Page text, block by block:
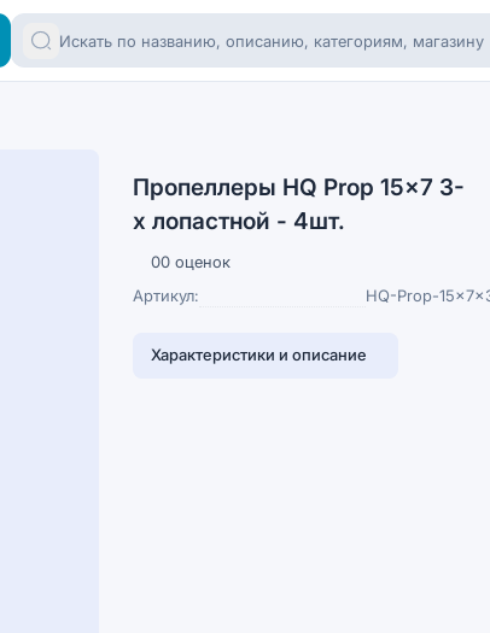
Пропеллеры HQ Prop 15x7 3-
х лопастной - 4шт.
00 оценок
Артикул:
HQ-Prop-
Характеристики и описание